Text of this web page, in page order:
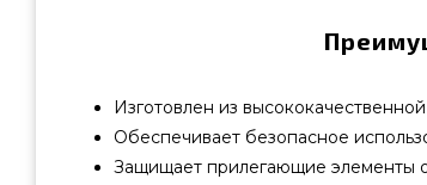
Изготовлен из
Обеспечивает безопасное
Защищает прилегающие элементы